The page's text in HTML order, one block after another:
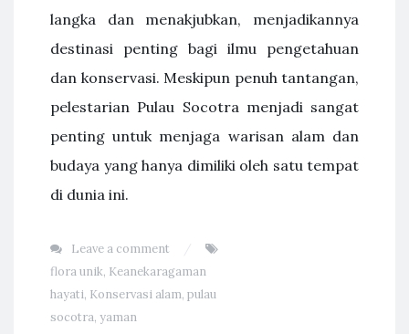
langka dan menakjubkan, menjadikannya
destinasi penting bagi ilmu pengetahuan
dan konservasi. Meskipun penuh tantangan,
pelestarian Pulau Socotra menjadi sangat
penting untuk menjaga warisan alam dan
budaya yang hanya dimiliki oleh satu tempat
di dunia ini.
Leave a comment
flora unik, Keanekaragaman
hayati, Konservasi alam, pulau
socotra, yaman